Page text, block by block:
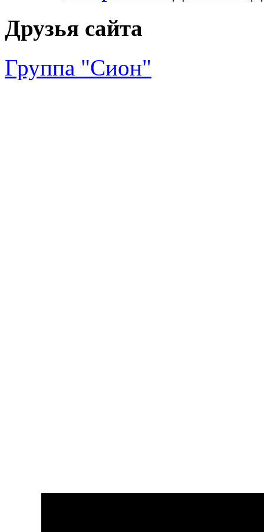
Друзья сайта
Группа "Сион"